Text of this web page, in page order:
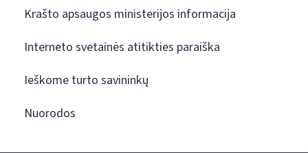
Krašto apsaugos ministerijos informacija
Interneto svetainės atitikties paraiška
Ieškome turto savininkų
Nuorodos